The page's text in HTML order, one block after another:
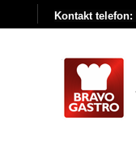
Kontakt telefon: